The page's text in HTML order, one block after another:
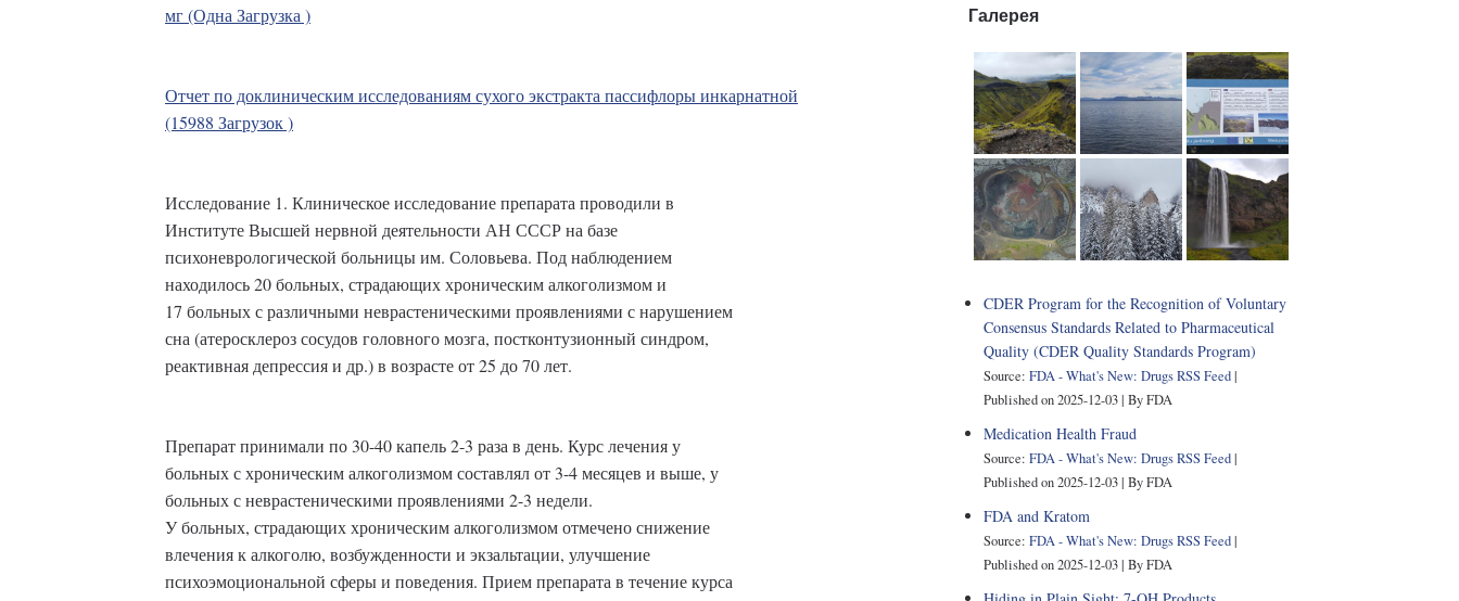
мг (Одна Загрузка )
Отчет по доклиническим исследованиям сухого экстракта пассифлоры инкарнатной
(15988 Загрузок )
Исследование 1. Клиническое исследование препарата проводили в
Институте Высшей нервной деятельности АН СССР на базе
психоневрологической больницы им. Соловьева. Под наблюдением
находилось 20 больных, страдающих хроническим алкоголизмом и
17 больных с различными неврастеническими проявлениями с нарушением
сна (атеросклероз сосудов головного мозга, постконтузионный синдром,
реактивная депрессия и др.) в возрасте от 25 до 70 лет.
Препарат принимали по 30-40 капель 2-3 раза в день. Курс лечения у
больных с хроническим алкоголизмом составлял от 3-4 месяцев и выше, у
больных с неврастеническими проявлениями 2-3 недели.
У больных, страдающих хроническим алкоголизмом отмечено снижение
влечения к алкоголю, возбужденности и экзальтации, улучшение
психоэмоциональной сферы и поведения. Прием препарата в течение курса
Галерея
CDER Program for the Recognition of Voluntary
Consensus Standards Related to Pharmaceutical
Quality (CDER Quality Standards Program)
Source: FDA - What's New: Drugs RSS Feed
Published on 2025-12-03 By FDA
Medication Health Fraud
Source: FDA - What's New: Drugs RSS Feed
Published on 2025-12-03 By FDA
FDA and Kratom
Source: FDA - What's New: Drugs RSS Feed
Published on 2025-12-03 By FDA